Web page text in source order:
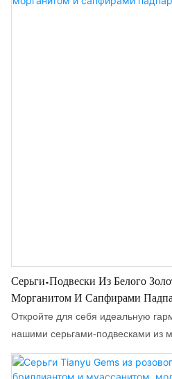
Серьги-Подвески Из Белого
Морганитом И Сапфирами
Откройте для себя идеальную
нашими серьгами-подвесками из
падпараджа. Эти созданные на
представляют собой изысканное